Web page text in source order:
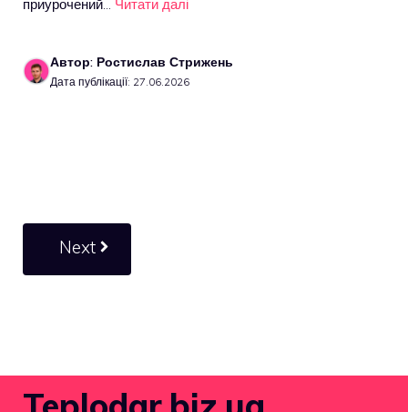
приурочений… Читати далі
Автор: Ростислав Стрижень
Дата публікації: 27.06.2026
Next